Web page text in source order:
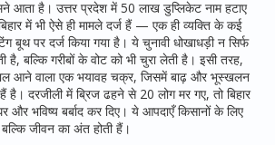
आता है। उत्तर प्रदेश में 50 लाख डुप्लिकेट नाम हटाए
में भी ऐसे ही मामले दर्ज हैं — एक ही व्यक्ति के कई
बूथ पर दर्ज किया गया है। ये चुनावी धोखाधड़ी न सिर्फ
बल्कि गरीबों के वोट को भी चुरा लेती है। इसी तरह,
आने वाला एक भयावह चक्र, जिसमें बाढ़ और भूस्खलन
है। दरजीली में ब्रिज ढहने से 20 लोग मर गए, तो बिहार
और भविष्य बर्बाद कर दिए। ये आपदाएँ किसानों के लिए
जीवन का अंत होती हैं।